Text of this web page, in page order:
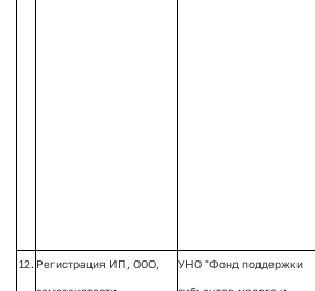
12. Регистрация ИП, ООО, УНО "Фонд поддержки